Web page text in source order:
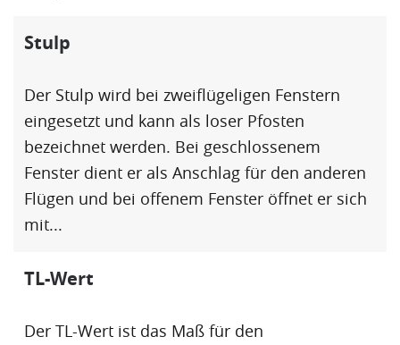
Stulp
Der Stulp wird bei zweiflügeligen Fenstern
eingesetzt und kann als loser Pfosten
bezeichnet werden. Bei geschlossenem
Fenster dient er als Anschlag für den anderen
Flügen und bei offenem Fenster öffnet er sich
mit...
TL-Wert
Der TL-Wert ist das Maß für den